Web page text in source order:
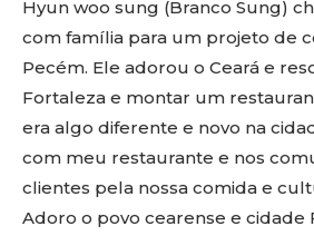
Hyun woo sung (Branco Sung)
com família para um projeto de
Pecém. Ele adorou o Ceará e
Fortaleza e montar um
era algo diferente e novo na
com meu restaurante e nos
clientes pela nossa comida e
Adoro o povo cearense e cidade